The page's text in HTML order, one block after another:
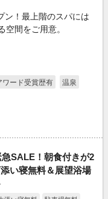
ン！最上階のスパには
空間をご用意。
ワード受賞歴有
温泉
急SALE！朝食付きが2
い寝無料＆展望浴場